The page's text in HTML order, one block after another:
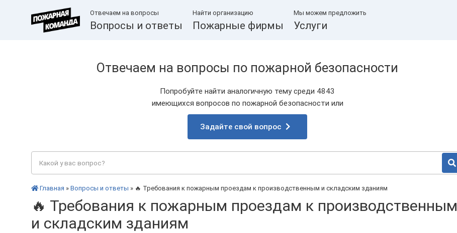
Отвечаем на вопросы
Вопросы и ответы
Найти организацию
Пожарные фирмы
Мы можем предложить
Услуги
Отвечаем на вопросы по пожарной безопасности
Попробуйте найти аналогичную тему среди 4843
имеющихся вопросов по пожарной безопасности или
Задайте свой вопрос
Главная » Вопросы и ответы » 🔥 Требования к пожарным проездам к производственным и складским зданиям
🔥 Требования к пожарным проездам к производственным
и складским зданиям